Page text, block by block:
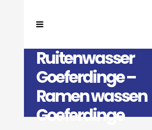
Ruitenwasser
Goeferdinge –
Ramen wassen
Goeferdinge